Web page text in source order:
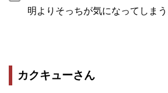
明よりそっちが気になってしまう
カクキューさん